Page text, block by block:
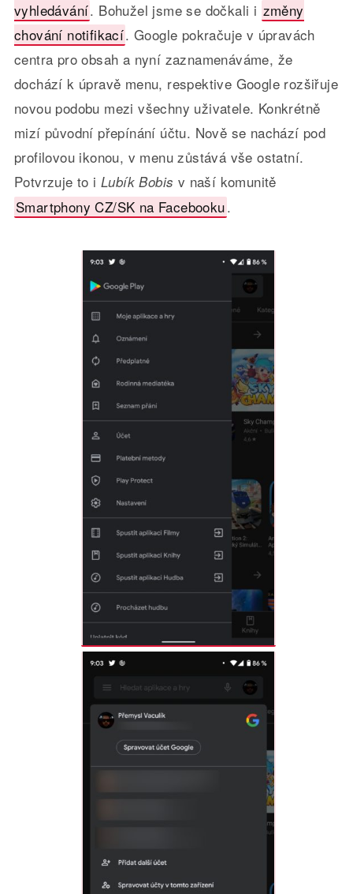
vyhledávání. Bohužel jsme se dočkali i změny
chování notifikací. Google pokračuje v úpravách
centra pro obsah a nyní zaznamenáváme, že
dochází k úpravě menu, respektive Google rozšiřuje
novou podobu mezi všechny uživatele. Konkrétně
mizí původní přepínání účtu. Nově se nachází pod
profilovou ikonou, v menu zůstává vše ostatní.
Potvrzuje to i Lubík Bobis v naší komunitě
Smartphony CZ/SK na Facebooku.